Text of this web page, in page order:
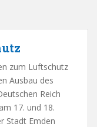
zum Luftschutz
Ausbau des
Reich
17. und 18.
Stadt Emden